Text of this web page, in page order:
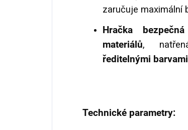
zaručuje maximální
Hračka
materiálů,
ředitelnými
Technické parametry: